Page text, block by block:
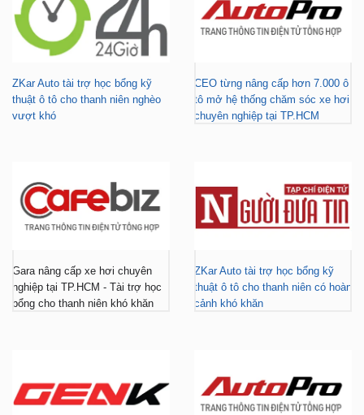
ZKar Auto tài trợ học bổng kỹ
thuật ô tô cho thanh niên nghèo
vượt khó
CEO từng nâng cấp hơn 7.000 ô
tô mở hệ thống chăm sóc xe hơi
chuyên nghiệp tại TP.HCM
Gara nâng cấp xe hơi chuyên
nghiệp tại TP.HCM - Tài trợ học
bổng cho thanh niên khó khăn
ZKar Auto tài trợ học bổng kỹ
thuật ô tô cho thanh niên có hoàn
cảnh khó khăn